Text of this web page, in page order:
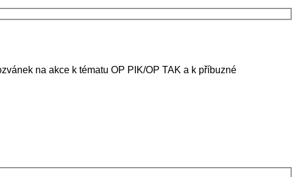
na akce k tématu OP PIK/OP TAK a k příbuzné